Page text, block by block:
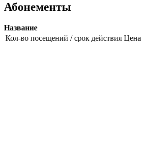
Абонементы
Название
Кол-во посещений / срок действия Цена